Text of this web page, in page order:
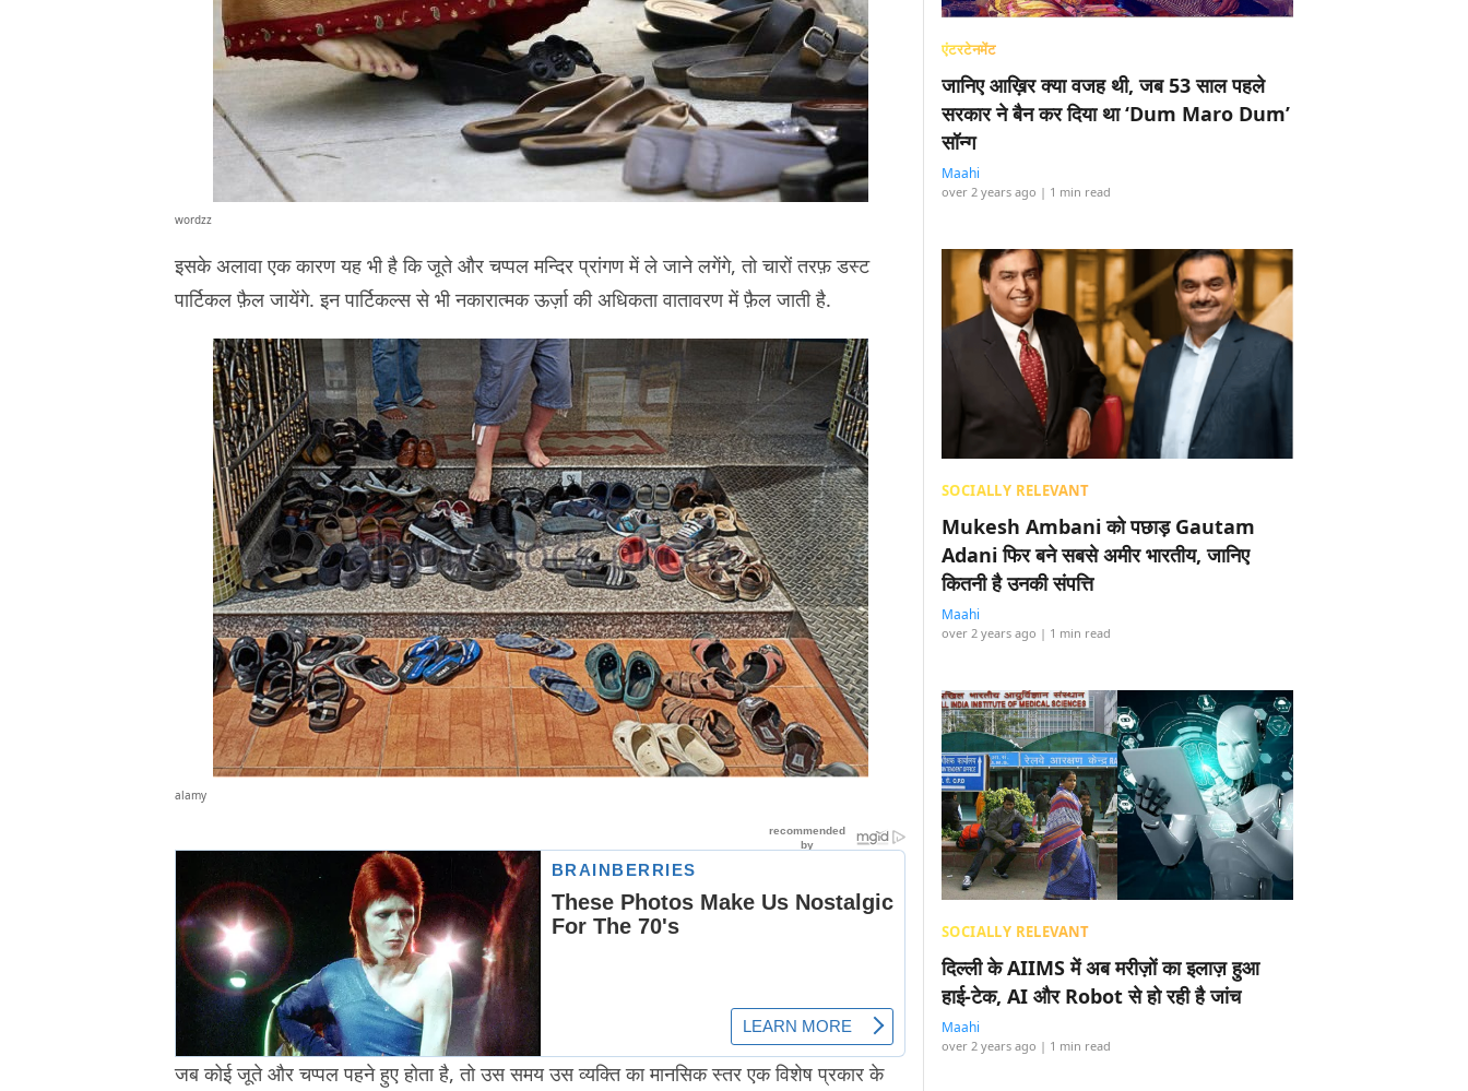
wordzz
इसके अलावा एक कारण यह भी है कि जूते और चप्पल मन्दिर प्रांगण में ले जाने लगेंगे, तो चारों तरफ़ डस्ट
पार्टिकल फ़ैल जायेंगे. इन पार्टिकल्स से भी नकारात्मक ऊर्ज़ा की अधिकता वातावरण में फ़ैल जाती है.
alamy
जब कोई जूते और चप्पल पहने हुए होता है, तो उस समय उस व्यक्ति का मानसिक स्तर एक विशेष प्रकार के
एंटरटेनमेंट
जानिए आख़िर क्या वजह थी, जब 53 साल पहले
सरकार ने बैन कर दिया था ‘Dum Maro Dum’
सॉन्ग
Maahi
over 2 years ago | 1 min read
SOCIALLY RELEVANT
Mukesh Ambani को पछाड़ Gautam
Adani फिर बने सबसे अमीर भारतीय, जानिए
कितनी है उनकी संपत्ति
Maahi
over 2 years ago | 1 min read
SOCIALLY RELEVANT
दिल्ली के AIIMS में अब मरीज़ों का इलाज़ हुआ
हाई-टेक, AI और Robot से हो रही है जांच
Maahi
over 2 years ago | 1 min read